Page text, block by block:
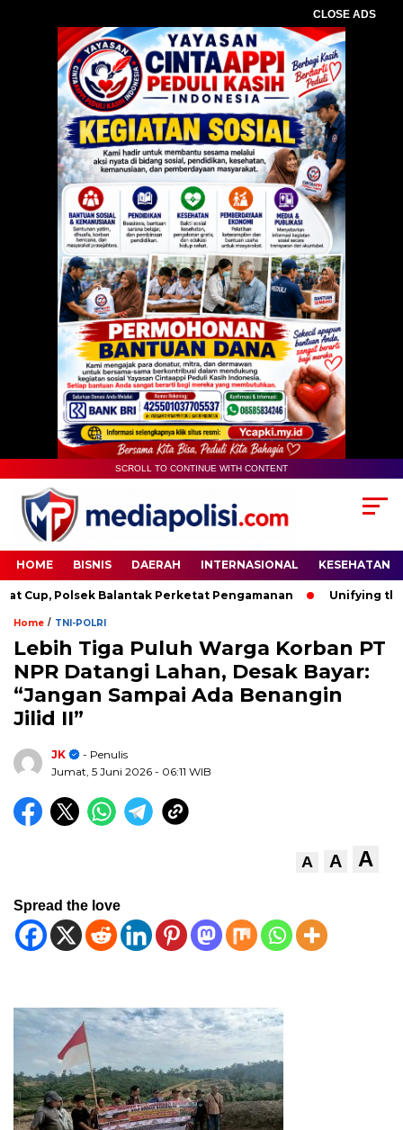
CLOSE ADS
SCROLL TO CONTINUE WITH CONTENT
HOME BISNIS DAERAH INTERNASIONAL KESEHATAN
Polsek Balantak Perketat Pengamanan Unifying the
Home / TNI-POLRI
Lebih Tiga Puluh Warga Korban PT
NPR Datangi Lahan, Desak Bayar:
“Jangan Sampai Ada Benangin
Jilid II”
JK
- Penulis
Jumat, 5 Juni 2026 - 06:11 WIB
A A A
Spread the love